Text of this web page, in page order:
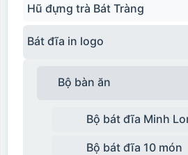
Hũ đựng trà Bát Tràng
Bát đĩa in logo
Bộ bàn ăn
Bộ bát đĩa Minh
Bộ bát đĩa 10 món